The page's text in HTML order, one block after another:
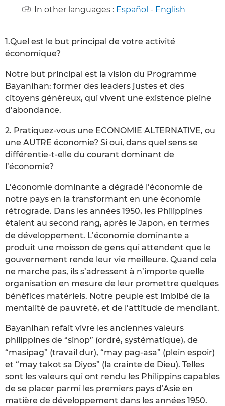
In other languages : Español - English
1.Quel est le but principal de votre activité
économique?
Notre but principal est la vision du Programme
Bayanihan: former des leaders justes et des
citoyens généreux, qui vivent une existence pleine
d’abondance.
2. Pratiquez-vous une ECONOMIE ALTERNATIVE, ou
une AUTRE économie? Si oui, dans quel sens se
différentie-t-elle du courant dominant de
l’économie?
L’économie dominante a dégradé l’économie de
notre pays en la transformant en une économie
rétrograde. Dans les années 1950, les Philippines
étaient au second rang, après le Japon, en termes
de développement. L’économie dominante a
produit une moisson de gens qui attendent que le
gouvernement rende leur vie meilleure. Quand cela
ne marche pas, ils s’adressent à n’importe quelle
organisation en mesure de leur promettre quelques
bénéfices matériels. Notre peuple est imbibé de la
mentalité de pauvreté, et de l’attitude de mendiant.
Bayanihan refait vivre les anciennes valeurs
philippines de “sinop” (ordré, systématique), de
“masipag” (travail dur), “may pag-asa” (plein espoir)
et “may takot sa Diyos” (la crainte de Dieu). Telles
sont les valeurs qui ont rendu les Philippins capables
de se placer parmi les premiers pays d’Asie en
matière de développement dans les années 1950.